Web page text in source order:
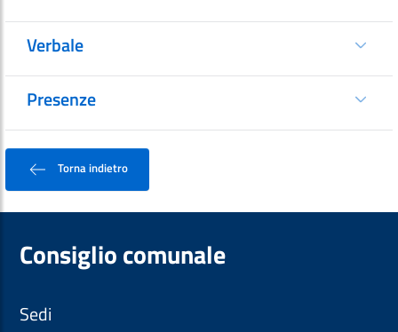
Verbale
Presenze
Torna indietro
Consiglio comunale
Sedi